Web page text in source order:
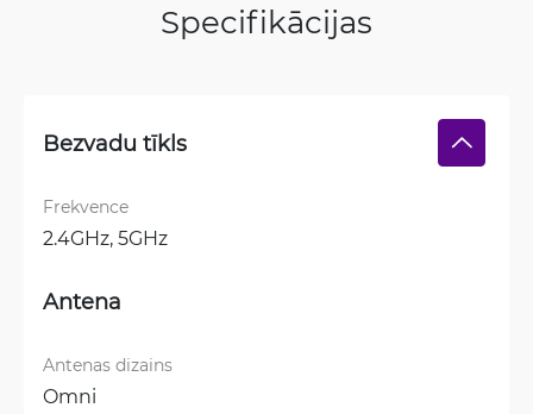
Specifikācijas
Bezvadu tīkls
Frekvence
2.4GHz, 5GHz
Antena
Antenas dizains
Omni